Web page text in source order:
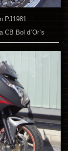
PJ1981
CB Bol d`Or`s